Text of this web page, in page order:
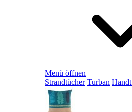
Menü öffnen
Strandtücher Turban